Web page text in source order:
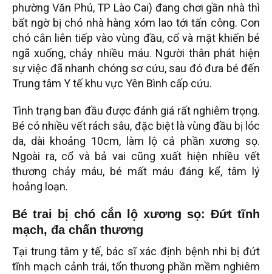
phường Văn Phú, TP Lào Cai) đang chơi gần nhà thì
bất ngờ bị chó nhà hàng xóm lao tới tấn công. Con
chó cắn liên tiếp vào vùng đầu, cổ và mặt khiến bé
ngã xuống, chảy nhiều máu. Người thân phát hiện
sự việc đã nhanh chóng sơ cứu, sau đó đưa bé đến
Trung tâm Y tế khu vực Yên Bình cấp cứu.
Tình trạng ban đầu được đánh giá rất nghiêm trọng.
Bé có nhiều vết rách sâu, đặc biệt là vùng đầu bị lóc
da, dài khoảng 10cm, làm lộ cả phần xương sọ.
Ngoài ra, cổ và bả vai cũng xuất hiện nhiều vết
thương chảy máu, bé mất máu đáng kể, tâm lý
hoảng loạn.
Bé trai bị chó cắn lộ xương sọ: Đứt tĩnh
mạch, đa chấn thương
Tại trung tâm y tế, bác sĩ xác định bệnh nhi bị đứt
tĩnh mạch cảnh trái, tổn thương phần mềm nghiêm